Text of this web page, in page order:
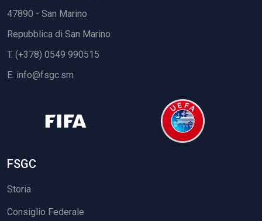
47890 - San Marino
Repubblica di San Marino
T. (+378) 0549 990515
E. info@fsgc.sm
FSGC
Storia
Consiglio Federale